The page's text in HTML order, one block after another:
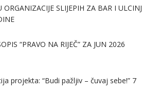
ORGANIZACIJE SLIJEPIH ZA BAR I ULCINJ
“PRAVO NA RIJEČ” ZA JUN 2026
projekta: “Budi pažljiv – čuvaj sebe!” 7